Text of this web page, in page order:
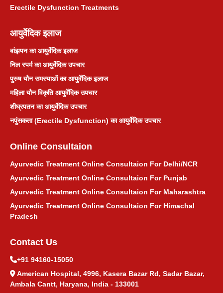
Erectile Dysfunction Treatments
आयुर्वेदिक इलाज
बांझपन का आयुर्वेदिक इलाज
निल स्पर्म का आयुर्वेदिक उपचार
पुरुष यौन समस्याओं का आयुर्वेदिक इलाज
महिला यौन विकृति आयुर्वेदिक उपचार
शीघ्रपतन का आयुर्वेदिक उपचार
नपुंसकता (Erectile Dysfunction) का आयुर्वेदिक उपचार
Online Consultaion
Ayurvedic Treatment Online Consultaion For Delhi/NCR
Ayurvedic Treatment Online Consultaion For Punjab
Ayurvedic Treatment Online Consultaion For Maharashtra
Ayurvedic Treatment Online Consultaion For Himachal
Pradesh
Contact Us
+91 94160-15050
American Hospital, 4996, Kasera Bazar Rd, Sadar Bazar,
Ambala Cantt, Haryana, India - 133001